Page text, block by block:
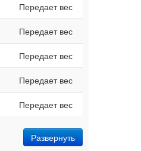
Передает вес
Передает вес
Передает вес
Передает вес
Передает вес
Развернуть